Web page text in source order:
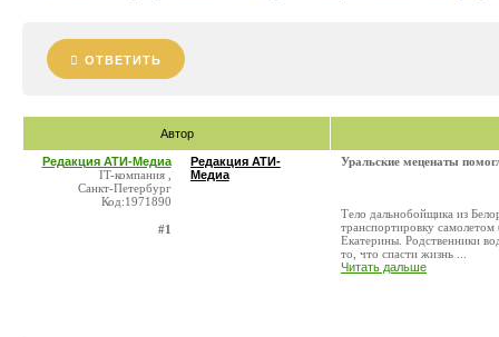
ОТВЕТИТЬ
Автор
Редакция АТИ-Медиа
IT-компания ,
Санкт-Петербург
Код:1971890
#1
Редакция АТИ-
Медиа
Уральские меценаты
Тело дальнобойщика из
транспортировку
Екатерины. Родственники
то, что спасти жизнь ...
Читать дальше